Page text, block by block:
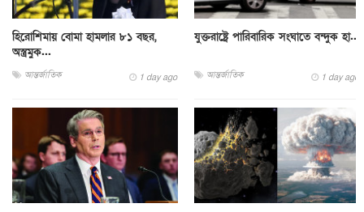
হিরোশিমায় বোমা হামলার ৮১ বছর,
অস্ত্রমুক...
আন্তর্জাতিক 1 day ago
যুক্তরাষ্ট্রে পারিবারিক সংঘাতে বন্দুক হা...
আন্তর্জাতিক 1 day ago